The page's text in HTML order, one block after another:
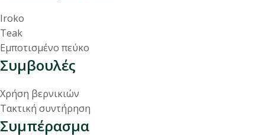
Iroko
Teak
Εμποτισμένο πεύκο
Συμβουλές
Χρήση βερνικιών
Τακτική συντήρηση
Συμπέρασμα